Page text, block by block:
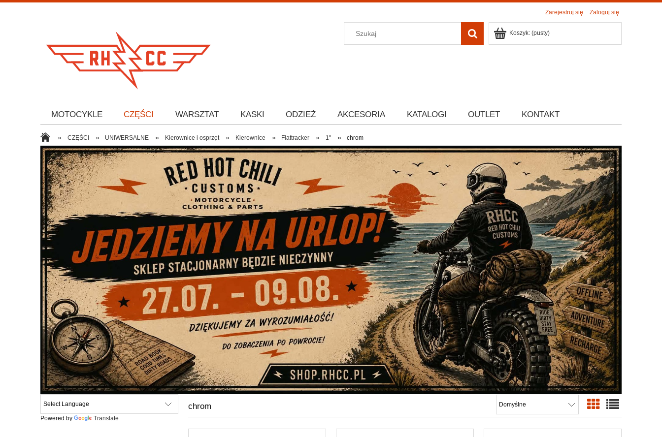
Zarejestruj się Zaloguj się
Koszyk: (pusty)
MOTOCYKLE CZĘŚCI WARSZTAT KASKI ODZIEŻ AKCESORIA KATALOGI OUTLET KONTAKT
» CZĘŚCI » UNIWERSALNE » Kierownice i osprzęt » Kierownice » Flattracker » 1" » chrom
Powered by Translate
chrom